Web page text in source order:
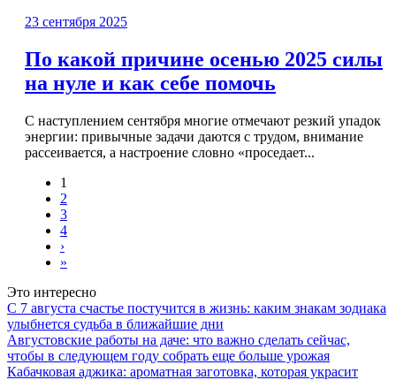
23 сентября 2025
По какой причине осенью 2025 силы
на нуле и как себе помочь
С наступлением сентября многие отмечают резкий упадок
энергии: привычные задачи даются с трудом, внимание
рассеивается, а настроение словно «проседает...
1
2
3
4
›
»
Это интересно
С 7 августа счастье постучится в жизнь: каким знакам зодиака
улыбнется судьба в ближайшие дни
Августовские работы на даче: что важно сделать сейчас,
чтобы в следующем году собрать еще больше урожая
Кабачковая аджика: ароматная заготовка, которая украсит